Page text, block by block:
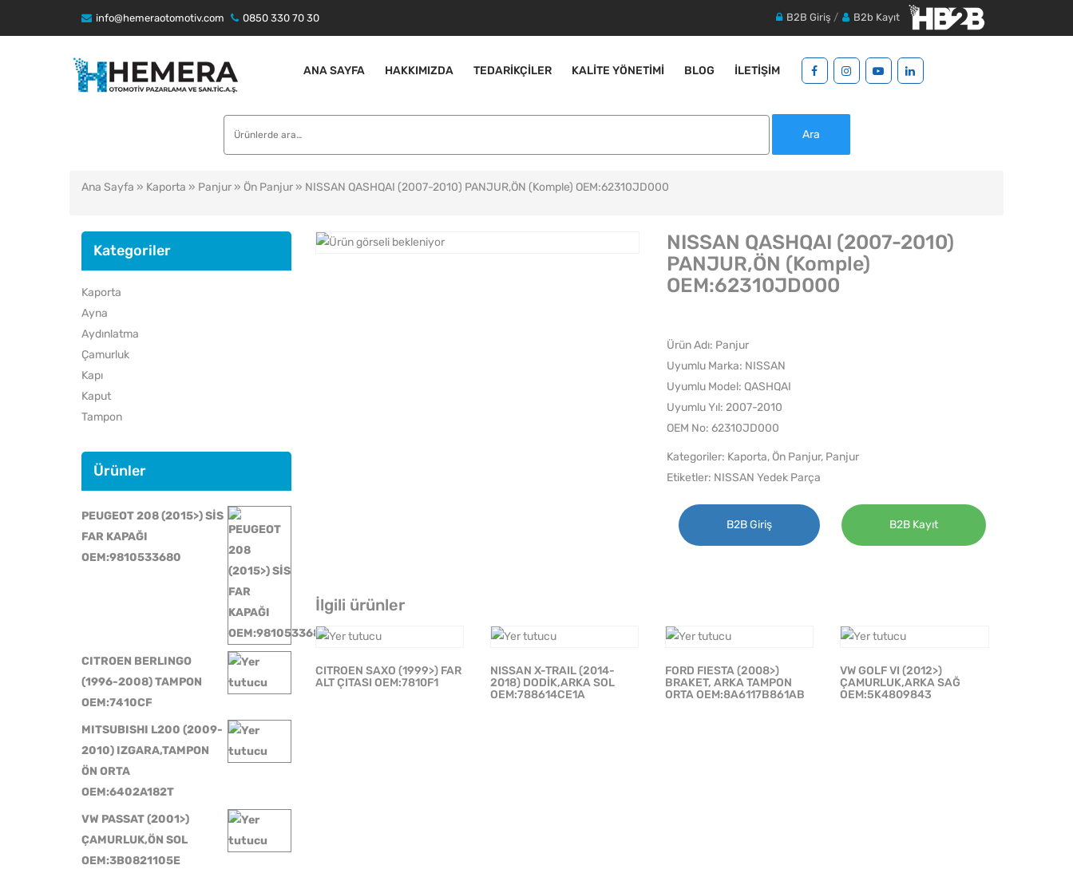
info@hemeraotomotiv.com 0850 330 70 30 B2B Giriş / B2b Kayıt
ANA SAYFA HAKKIMIZDA TEDARIKÇILER KALITE YÖNETIMI BLOG İLETIŞIM
Ara
Ana Sayfa » Kaporta » Panjur » Ön Panjur » NISSAN QASHQAI (2007-2010) PANJUR,ÖN (Komple) OEM:62310JD000
Kategoriler
Kaporta
Ayna
Aydınlatma
Çamurluk
Kapı
Kaput
Tampon
Ürünler
PEUGEOT 208 (2015>) SİS
FAR KAPAĞI
OEM:9810533680
CITROEN BERLINGO
(1996-2008) TAMPON
OEM:7410CF
MITSUBISHI L200 (2009-
2010) IZGARA,TAMPON
ÖN ORTA
OEM:6402A182T
VW PASSAT (2001>)
ÇAMURLUK,ÖN SOL
OEM:3B0821105E
NISSAN QASHQAI (2007-2010)
PANJUR,ÖN (Komple)
OEM:62310JD000
Ürün Adı: Panjur
Uyumlu Marka: NISSAN
Uyumlu Model: QASHQAI
Uyumlu Yıl: 2007-2010
OEM No: 62310JD000
Kategoriler: Kaporta, Ön Panjur, Panjur
Etiketler: NISSAN Yedek Parça
B2B Giriş B2B Kayıt
İlgili ürünler
CITROEN SAXO (1999>) FAR
ALT ÇITASI OEM:7810F1
NISSAN X-TRAIL (2014-
2018) DODİK,ARKA SOL
OEM:788614CE1A
FORD FIESTA (2008>)
BRAKET, ARKA TAMPON
ORTA OEM:8A6117B861AB
VW GOLF VI (2012>)
ÇAMURLUK,ARKA SAĞ
OEM:5K4809843